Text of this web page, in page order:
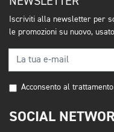
Iscriviti alla newsletter per
le promozioni su nuovo,
Acconsento al
SOCIAL